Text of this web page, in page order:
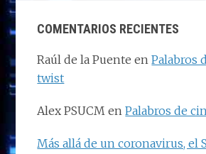
COMENTARIOS RECIENTES
Raúl de la Puente enPalabros
twist
Alex PSUCM enPalabros de
Más allá de un coronavirus, el